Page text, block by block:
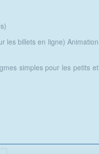
les billets en ligne) Animation
simples pour les petits et